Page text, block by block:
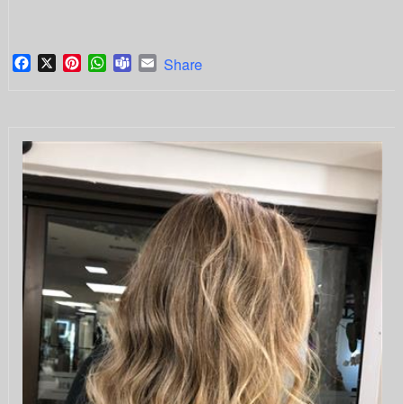
Facebook
X PinterestWhatsApp
TeamsEmail
Share